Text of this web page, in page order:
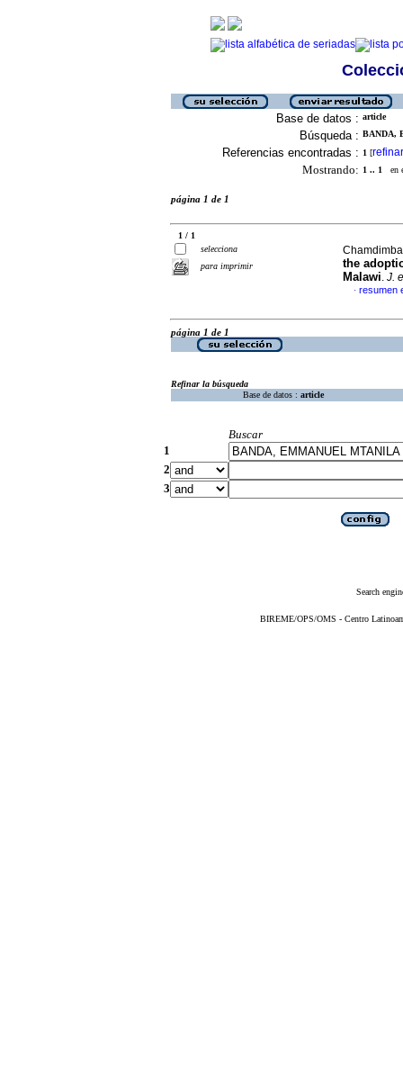
Base de datos : article
Búsqueda : BANDA,
Referencias encontradas : 1 [refinar
Mostrando: 1 .. 1 en
página 1 de 1
1 / 1
selecciona
para imprimir
the
Malawi. J.
· resumen
página 1 de 1
Refinar la búsqueda
Base de datos : article
Buscar
1
2
3
Search
BIREME/OPS/OMS - Centro